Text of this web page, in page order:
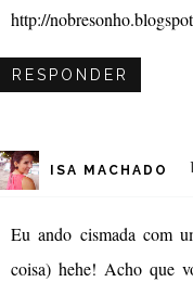
http://
RESPONDER
ISA MACHADO
Eu ando cismada com
coisa) hehe! Acho que